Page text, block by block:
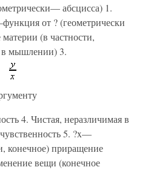
абсцисса) 1.
от ? (геометрически
(в частности,
в мышлении) 3.
4. Чистая, неразличимая в
5. ?x—
конечное) приращение
вещи (конечное